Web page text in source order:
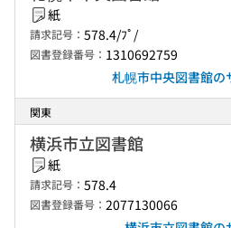
紙
請求記号： 578.4/ﾌﾟ/
図書登録番号： 1310692759
札幌市中央図書館
関東
横浜市立図書館
紙
請求記号： 578.4
図書登録番号： 2077130066